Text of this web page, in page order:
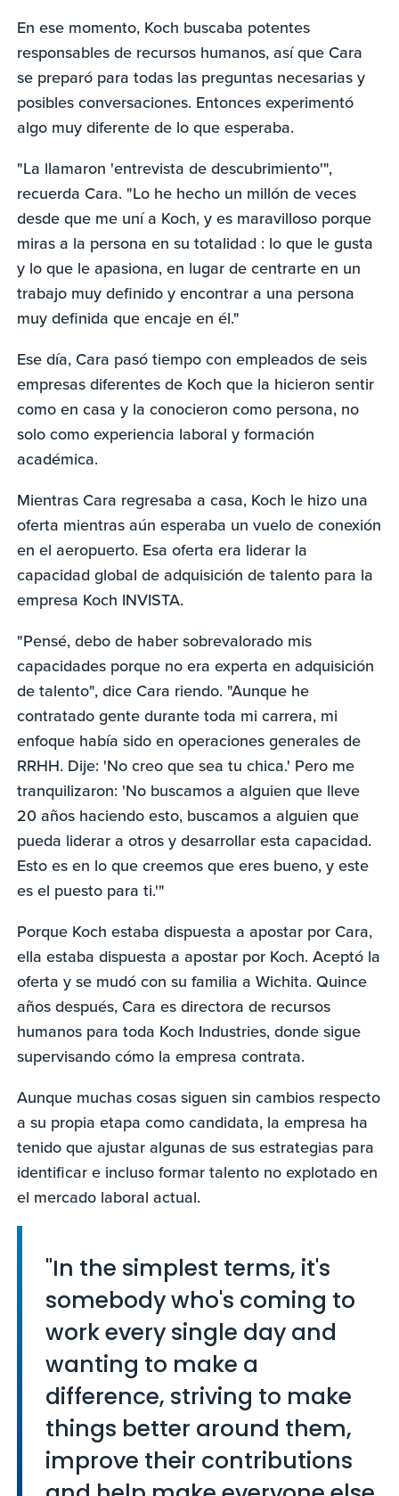
En ese momento, Koch buscaba potentes
responsables de recursos humanos, así que Cara
se preparó para todas las preguntas necesarias y
posibles conversaciones. Entonces experimentó
algo muy diferente de lo que esperaba.
"La llamaron 'entrevista de descubrimiento'",
recuerda Cara. "Lo he hecho un millón de veces
desde que me uní a Koch, y es maravilloso porque
miras a la persona en su totalidad : lo que le gusta
y lo que le apasiona, en lugar de centrarte en un
trabajo muy definido y encontrar a una persona
muy definida que encaje en él."
Ese día, Cara pasó tiempo con empleados de seis
empresas diferentes de Koch que la hicieron sentir
como en casa y la conocieron como persona, no
solo como experiencia laboral y formación
académica.
Mientras Cara regresaba a casa, Koch le hizo una
oferta mientras aún esperaba un vuelo de conexión
en el aeropuerto. Esa oferta era liderar la
capacidad global de adquisición de talento para la
empresa Koch INVISTA.
"Pensé, debo de haber sobrevalorado mis
capacidades porque no era experta en adquisición
de talento", dice Cara riendo. "Aunque he
contratado gente durante toda mi carrera, mi
enfoque había sido en operaciones generales de
RRHH. Dije: 'No creo que sea tu chica.' Pero me
tranquilizaron: 'No buscamos a alguien que lleve
20 años haciendo esto, buscamos a alguien que
pueda liderar a otros y desarrollar esta capacidad.
Esto es en lo que creemos que eres bueno, y este
es el puesto para ti.'"
Porque Koch estaba dispuesta a apostar por Cara,
ella estaba dispuesta a apostar por Koch. Aceptó la
oferta y se mudó con su familia a Wichita. Quince
años después, Cara es directora de recursos
humanos para toda Koch Industries, donde sigue
supervisando cómo la empresa contrata.
Aunque muchas cosas siguen sin cambios respecto
a su propia etapa como candidata, la empresa ha
tenido que ajustar algunas de sus estrategias para
identificar e incluso formar talento no explotado en
el mercado laboral actual.
"In the simplest terms, it's
somebody who's coming to
work every single day and
wanting to make a
difference, striving to make
things better around them,
improve their contributions